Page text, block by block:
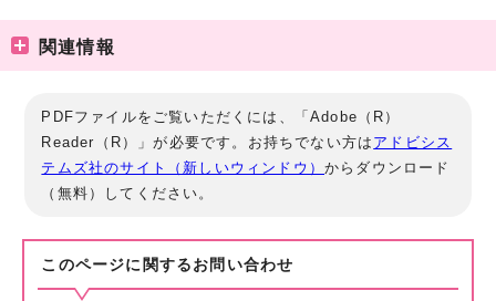
関連情報
PDFファイルをご覧いただくには、「Adobe（R）
Reader（R）」が必要です。お持ちでない方は アドビシス
テムズ社のサイト（新しいウィンドウ）からダウンロード
（無料）してください。
このページに関する お問い合わせ